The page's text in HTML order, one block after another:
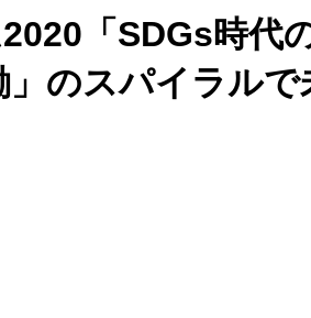
「SDGs時代
」のスパイラル